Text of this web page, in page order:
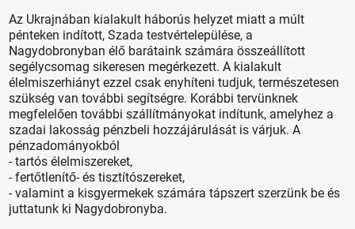
Az Ukrajnában kialakult háborús helyzet miatt a múlt
pénteken indított, Szada testvértelepülése, a
Nagydobronyban élő barátaink számára összeállított
segélycsomag sikeresen megérkezett. A kialakult
élelmiszerhiányt ezzel csak enyhíteni tudjuk, természetesen
szükség van további segítségre. Korábbi tervünknek
megfelelően további szállítmányokat indítunk, amelyhez a
szadai lakosság pénzbeli hozzájárulását is várjuk. A
pénzadományokból
- tartós élelmiszereket,
- fertőtlenítő- és tisztítószereket,
- valamint a kisgyermekek számára tápszert szerzünk be és
juttatunk ki Nagydobronyba.